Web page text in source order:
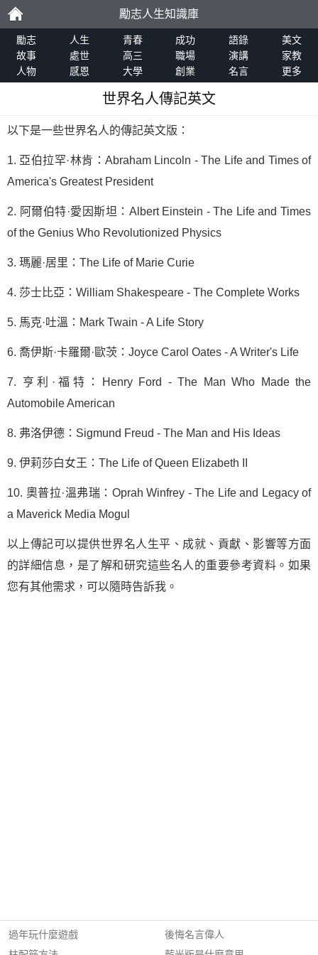
勵
志
勵志人生知識庫
勵志 人生 青春 成功 語錄
美文
故事
處世 高三 職場 演講
家教
人物
感恩 大學 創業 名言 更多
世界名人傳記英文
以下是一些世界名人的傳記英文版：
1. 亞伯拉罕·林肯：Abraham Lincoln - The Life and Times of
America's Greatest President
2. 阿爾伯特·愛因斯坦：Albert Einstein - The Life and Times
of the Genius Who Revolutionized Physics
3. 瑪麗·居里：The Life of Marie Curie
4. 莎士比亞：William Shakespeare - The Complete Works
5. 馬克·吐溫：Mark Twain - A Life Story
6. 喬伊斯·卡羅爾·歐茨：Joyce Carol Oates - A Writer's Life
7. 亨利·福特：Henry Ford - The Man Who Made the
Automobile American
8. 弗洛伊德：Sigmund Freud - The Man and His Ideas
9. 伊莉莎白女王：The Life of Queen Elizabeth II
10. 奧普拉·溫弗瑞：Oprah Winfrey - The Life and Legacy of
a Maverick Media Mogul
以上傳記可以提供世界名人生平、成就、貢獻、影響等方面
的詳細信息，是了解和研究這些名人的重要參考資料。如果
您有其他需求，可以隨時告訴我。
過年玩什麼遊戲
後悔名言偉人